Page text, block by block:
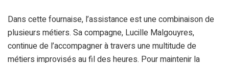
Dans cette fournaise, l’assistance est une combinaison de
plusieurs métiers. Sa compagne, Lucille Malgouyres,
continue de l’accompagner à travers une multitude de
métiers improvisés au fil des heures. Pour maintenir la